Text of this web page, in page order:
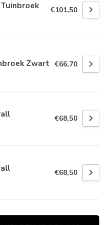
€101,50
Zwart €66,70
€68,50
€68,50